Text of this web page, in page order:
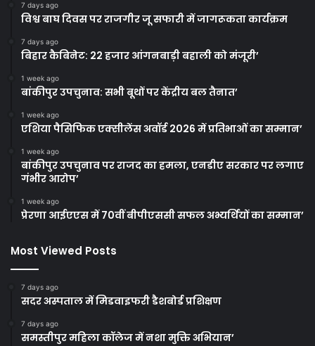
7 days ago
विश्व बाघ दिवस पर राजगीर जू सफारी में जागरूकता कार्यक्रम
7 days ago
बिहार कैबिनेट: 22 हजार आंगनबाड़ी बहाली को मंजूरी’
1 week ago
बांकीपुर उपचुनाव: सभी बूथों पर केंद्रीय बल तैनात’
1 week ago
एशिया पैसिफिक एक्सीलेंस अवॉर्ड 2026 में प्रतिभाओं का सम्मान’
1 week ago
बांकीपुर उपचुनाव पर राजद का हमला, एनडीए सरकार पर लगाए
गंभीर आरोप’
1 week ago
प्रेरणा आईएएस में 70वीं बीपीएससी सफल अभ्यर्थियों का सम्मान’
Most Viewed Posts
7 days ago
सदर अस्पताल में मिडवाइफरी डैशबोर्ड प्रशिक्षण
7 days ago
समस्तीपुर महिला कॉलेज में नशा मुक्ति अभियान’